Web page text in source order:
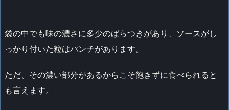
袋の中でも味の濃さに多少のばらつきがあり、ソースがし
っかり付いた粒はパンチがあります。
ただ、その濃い部分があるからこそ飽きずに食べられると
も言えます。